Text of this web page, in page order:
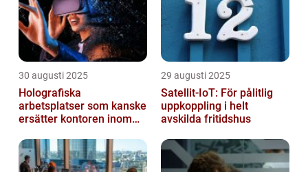
30 augusti 2025
Holografiska
arbetsplatser som kanske
ersätter kontoren inom
29 augusti 2025
Satellit‑IoT: För pålitlig
uppkoppling i helt
avskilda fritidshus